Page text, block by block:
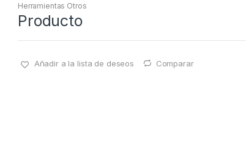
Herramientas Otros
Producto
Añadir a la lista de deseos Comparar